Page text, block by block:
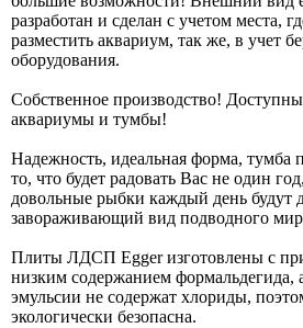
разработан и сделан с учетом места,
разместить аквариум, так же, в учет
оборудования.
Собственное производство!
аквариумы и тумбы!
Надежность, идеальная форма,
то, что будет радовать Вас не один
довольные рыбки каждый день будут
завораживающий вид подводного
Плиты ЛДСП Egger изготовлены с
низким содержанием формальдегида,
эмульсии не содержат хлориды,
экологически безопасна.